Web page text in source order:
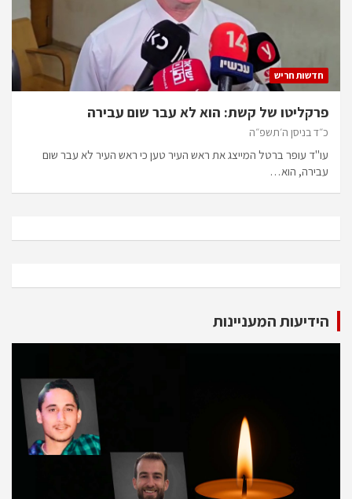
חדשות חריש
פרקליטו של קשת: הוא לא עבר שום עבירה
כ״ד בניסן ה׳תשפ״ה
עו"ד עופר ברטל המייצג את ראש העיר טען כי ראש העיר לא עבר שום
עבירה, הוא…
הידיעות המעניינות